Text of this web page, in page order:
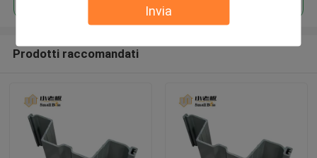
Invia
Prodotti raccomandati